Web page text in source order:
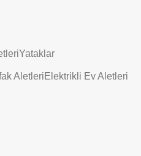
Yataklar
AletleriElektrikli Ev Aletleri